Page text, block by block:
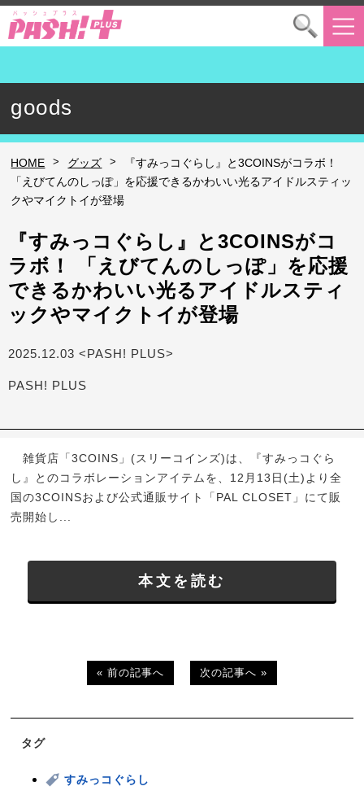
goods
HOME > グッズ >
『すみっコぐらし』と3COINSがコラボ！
「えびてんのしっぽ」を応援できるかわいい光るアイドルスティッ
クやマイクトイが登場
『すみっコぐらし』と3COINSがコ
ラボ！ 「えびてんのしっぽ」を応援
できるかわいい光るアイドルスティ
ックやマイクトイが登場
2025.12.03 <PASH! PLUS>
PASH! PLUS
雑貨店「3COINS」(スリーコインズ)は、『すみっコぐら
し』とのコラボレーションアイテムを、12月13日(土)より全
国の3COINSおよび公式通販サイト「PAL CLOSET」にて販
売開始し...
本文を読む
« 前の記事へ 次の記事へ »
タグ
すみっコぐらし